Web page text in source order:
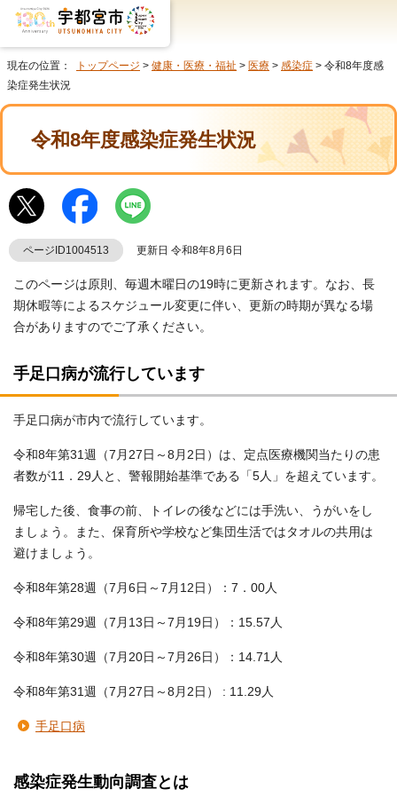
現在の位置： トップページ > 健康・医療・福祉 > 医療 > 感染症 > 令和8年度感
染症発生状況
令和8年度感染症発生状況
ページID1004513 更新日 令和8年8月6日
このページは原則、毎週木曜日の19時に更新されます。なお、長
期休暇等によるスケジュール変更に伴い、更新の時期が異なる場
合がありますのでご了承ください。
手足口病が流行しています
手足口病が市内で流行しています。
令和8年第31週（7月27日～8月2日）は、定点医療機関当たりの患
者数が11．29人と、警報開始基準である「5人」を超えています。
帰宅した後、食事の前、トイレの後などには手洗い、うがいをし
ましょう。また、保育所や学校など集団生活ではタオルの共用は
避けましょう。
令和8年第28週（7月6日～7月12日）：7．00人
令和8年第29週（7月13日～7月19日）：15.57人
令和8年第30週（7月20日～7月26日）：14.71人
令和8年第31週（7月27日～8月2日） : 11.29人
手足口病
感染症発生動向調査とは